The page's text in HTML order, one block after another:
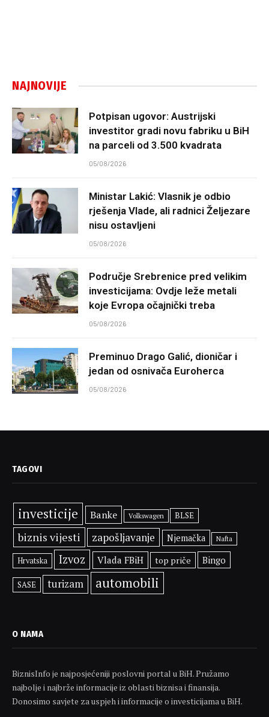
NAJNOVIJE
Potpisan ugovor: Austrijski
investitor gradi novu fabriku u BiH
na parceli od 3.500 kvadrata
05/08/2026
Ministar Lakić: Vlasnik je odbio
rješenja Vlade, ali radnici Željezare
nisu ostavljeni
05/08/2026
Područje Srebrenice pred velikim
investicijama: Ovdje leže metali
koje Evropa očajnički treba
05/08/2026
Preminuo Drago Galić, dioničar i
jedan od osnivača Euroherca
05/08/2026
TAGOVI
investicije Banke Volkswagen BLSE
biznis vijesti zapošljavanje Njemačka Nafta
Hrvatska Izvoz Vlada FBiH top priče Bingo
SASE turizam automobili
O NAMA
BiznisInfo je najposjećeniji poslovni portal u BiH. Pružamo
najbolje i najbrže informacije iz oblasti biznisa i finansija.
Donosimo savjete za uspjeh i informacije o investicijama u BiH.